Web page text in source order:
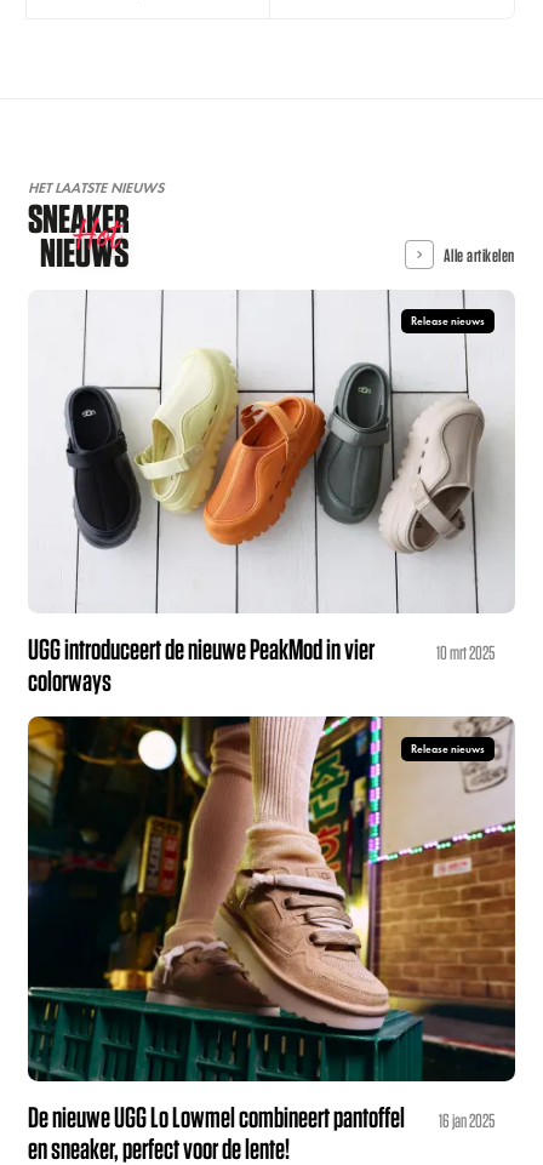
HET LAATSTE NIEUWS
SNEAKER
NIEUWS
Hot Alle artikelen
Release nieuws
UGG introduceert de nieuwe PeakMod in vier
colorways
10 mrt 2025
Release nieuws
De nieuwe UGG Lo Lowmel combineert pantoffel
en sneaker, perfect voor de lente!
16 jan 2025